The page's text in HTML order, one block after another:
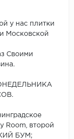
у нас плитки
Московской
Своими
Room, второй
БУМ;